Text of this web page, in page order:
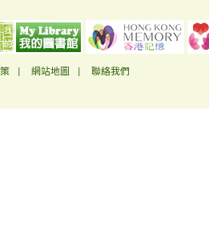
網站地圖 聯絡我們